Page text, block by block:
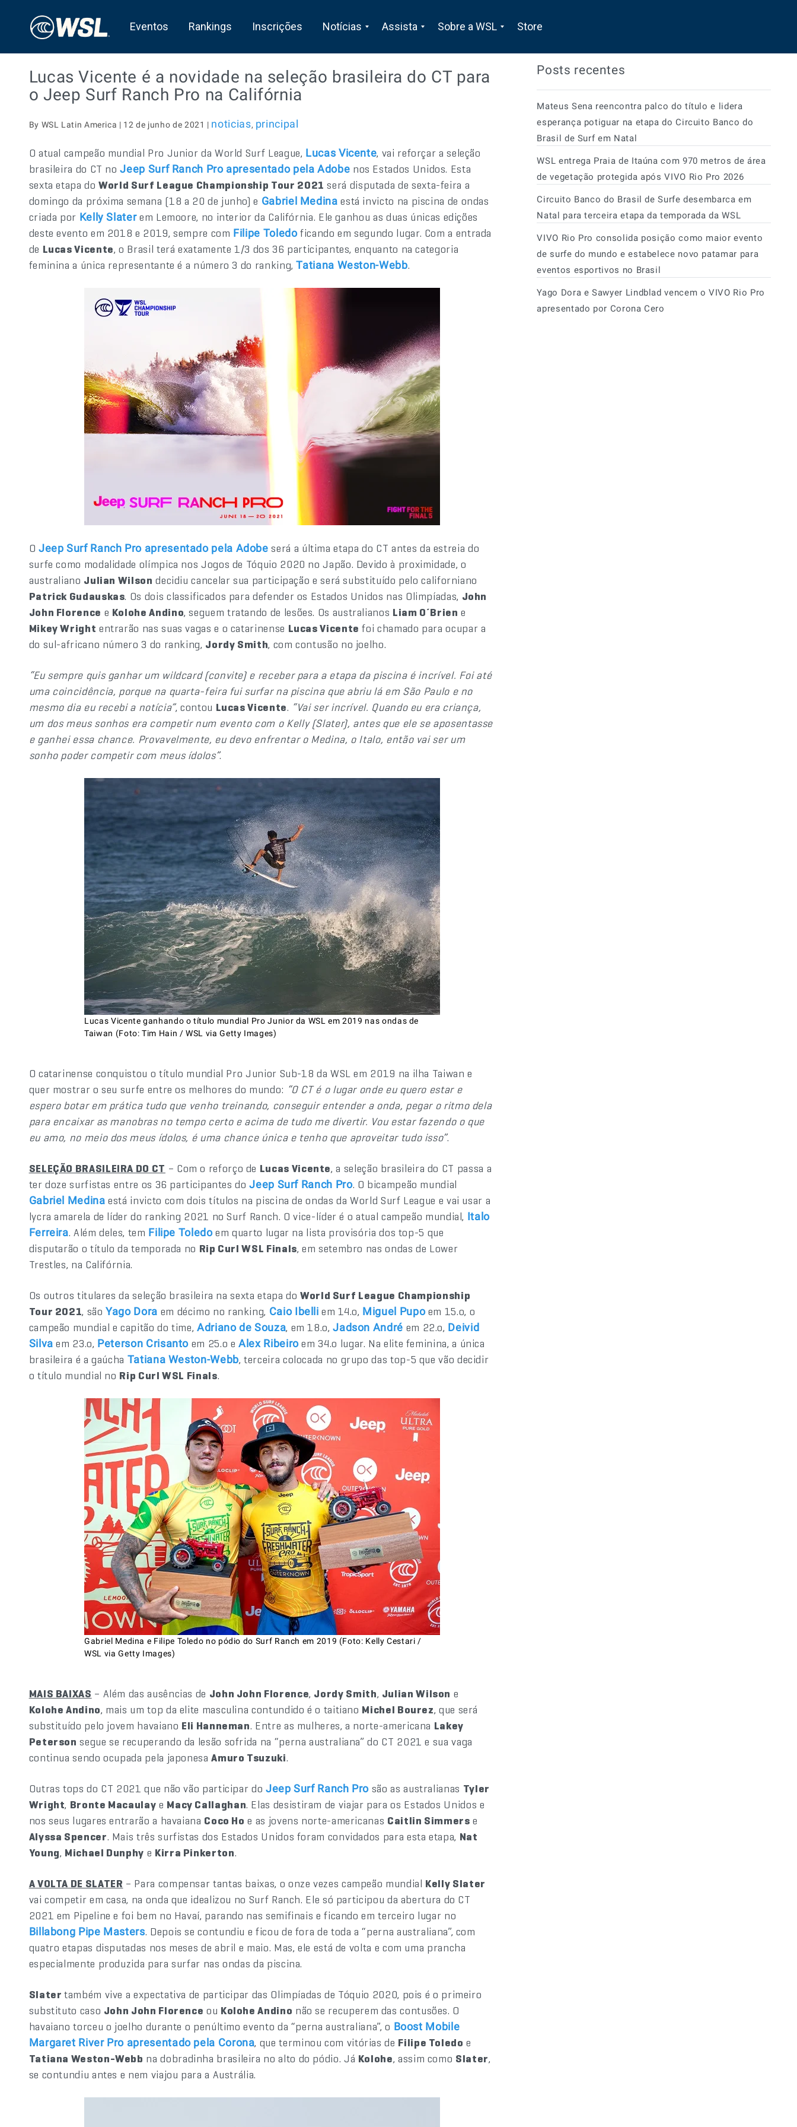
Eventos Rankings Inscrições Notícias Assista Sobre a WSL Store
Lucas Vicente é a novidade na seleção brasileira do CT para
o Jeep Surf Ranch Pro na Califórnia
By WSL Latin America | 12 de junho de 2021 | noticias, principal
O atual campeão mundial Pro Junior da World Surf League, Lucas Vicente, vai reforçar a seleção
brasileira do CT noJeep Surf Ranch Pro apresentado pela Adobe nos Estados Unidos. Esta
sexta etapa doWorld Surf League Championship Tour 2021 será disputada de sexta-feira a
domingo da próxima semana (18 a 20 de junho) e Gabriel Medina está invicto na piscina de ondas
criada por Kelly Slaterem Lemoore, no interior da Califórnia. Ele ganhou as duas únicas edições
deste evento em 2018 e 2019, sempre com Filipe Toledoficando em segundo lugar. Com a entrada
de Lucas Vicente, o Brasil terá exatamente 1/3 dos 36 participantes, enquanto na categoria
feminina a única representante é a número 3 do ranking,Tatiana Weston-Webb.
O Jeep Surf Ranch Pro apresentado pela Adobe será a última etapa do CT antes da estreia do
surfe como modalidade olímpica nos Jogos de Tóquio 2020 no Japão. Devido à proximidade, o
australiano Julian Wilson decidiu cancelar sua participação e será substituído pelo californiano
Patrick Gudauskas. Os dois classificados para defender os Estados Unidos nas Olimpíadas, John
John Florence e Kolohe Andino, seguem tratando de lesões. Os australianos Liam O´Brien e
Mikey Wright entrarão nas suas vagas e o catarinense Lucas Vicente foi chamado para ocupar a
do sul-africano número 3 do ranking, Jordy Smith, com contusão no joelho.
“Eu sempre quis ganhar um wildcard (convite) e receber para a etapa da piscina é incrível. Foi até
uma coincidência, porque na quarta-feira fui surfar na piscina que abriu lá em São Paulo e no
mesmo dia eu recebi a notícia”, contou Lucas Vicente. “Vai ser incrível. Quando eu era criança,
um dos meus sonhos era competir num evento com o Kelly (Slater), antes que ele se aposentasse
e ganhei essa chance. Provavelmente, eu devo enfrentar o Medina, o Italo, então vai ser um
sonho poder competir com meus ídolos”.
Lucas Vicente ganhando o título mundial Pro Junior da WSL em 2019 nas ondas de
Taiwan (Foto: Tim Hain / WSL via Getty Images)
O catarinense conquistou o título mundial Pro Junior Sub-18 da WSL em 2019 na ilha Taiwan e
quer mostrar o seu surfe entre os melhores do mundo: “O CT é o lugar onde eu quero estar e
espero botar em prática tudo que venho treinando, conseguir entender a onda, pegar o ritmo dela
para encaixar as manobras no tempo certo e acima de tudo me divertir. Vou estar fazendo o que
eu amo, no meio dos meus ídolos, é uma chance única e tenho que aproveitar tudo isso”.
SELEÇÃO BRASILEIRA DO CT – Com o reforço de Lucas Vicente, a seleção brasileira do CT passa a
ter doze surfistas entre os 36 participantes doJeep Surf Ranch Pro. O bicampeão mundial
Gabriel Medina está invicto com dois títulos na piscina de ondas da World Surf League e vai usar a
lycra amarela de líder do ranking 2021 no Surf Ranch. O vice-líder é o atual campeão mundial, Italo
Ferreira. Além deles, tem Filipe Toledoem quarto lugar na lista provisória dos top-5 que
disputarão o título da temporada no Rip Curl WSL Finals, em setembro nas ondas de Lower
Trestles, na Califórnia.
Os outros titulares da seleção brasileira na sexta etapa do World Surf League Championship
Tour 2021, sãoYago Dora em décimo no ranking, Caio Ibelli em 14.o, Miguel Pupoem 15.o, o
campeão mundial e capitão do time, Adriano de Souza, em 18.o,Jadson André em 22.o, Deivid
Silva em 23.o, Peterson Crisanto em 25.o eAlex Ribeiroem 34.o lugar. Na elite feminina, a única
brasileira é a gaúcha Tatiana Weston-Webb, terceira colocada no grupo das top-5 que vão decidir
o título mundial no Rip Curl WSL Finals.
Gabriel Medina e Filipe Toledo no pódio do Surf Ranch em 2019 (Foto: Kelly Cestari /
WSL via Getty Images)
MAIS BAIXAS – Além das ausências de John John Florence, Jordy Smith, Julian Wilson e
Kolohe Andino, mais um top da elite masculina contundido é o taitiano Michel Bourez, que será
substituído pelo jovem havaiano Eli Hanneman. Entre as mulheres, a norte-americana Lakey
Peterson segue se recuperando da lesão sofrida na “perna australiana” do CT 2021 e sua vaga
continua sendo ocupada pela japonesaAmuro Tsuzuki.
Outras tops do CT 2021 que não vão participar do Jeep Surf Ranch Pro são as australianas Tyler
Wright, Bronte Macaulay e Macy Callaghan. Elas desistiram de viajar para os Estados Unidos e
nos seus lugares entrarão a havaiana Coco Ho e as jovens norte-americanas Caitlin Simmers e
Alyssa Spencer. Mais três surfistas dos Estados Unidos foram convidados para esta etapa, Nat
Young, Michael Dunphy e Kirra Pinkerton.
A VOLTA DE SLATER – Para compensar tantas baixas, o onze vezes campeão mundial Kelly Slater
vai competir em casa, na onda que idealizou no Surf Ranch. Ele só participou da abertura do CT
2021 em Pipeline e foi bem no Havaí, parando nas semifinais e ficando em terceiro lugar no
Billabong Pipe Masters. Depois se contundiu e ficou de fora de toda a “perna australiana”, com
quatro etapas disputadas nos meses de abril e maio. Mas, ele está de volta e com uma prancha
especialmente produzida para surfar nas ondas da piscina.
Slatertambém vive a expectativa de participar das Olimpíadas de Tóquio 2020, pois é o primeiro
substituto caso John John Florence ou Kolohe Andino não se recuperem das contusões. O
havaiano torceu o joelho durante o penúltimo evento da “perna australiana”, o Boost Mobile
Margaret River Pro apresentado pela Corona, que terminou com vitórias de Filipe Toledo e
Tatiana Weston-Webb na dobradinha brasileira no alto do pódio. Já Kolohe, assim como Slater,
se contundiu antes e nem viajou para a Austrália.
Posts recentes
Mateus Sena reencontra palco do título e lidera
esperança potiguar na etapa do Circuito Banco do
Brasil de Surf em Natal
WSL entrega Praia de Itaúna com 970 metros de área
de vegetação protegida após VIVO Rio Pro 2026
Circuito Banco do Brasil de Surfe desembarca em
Natal para terceira etapa da temporada da WSL
VIVO Rio Pro consolida posição como maior evento
de surfe do mundo e estabelece novo patamar para
eventos esportivos no Brasil
Yago Dora e Sawyer Lindblad vencem o VIVO Rio Pro
apresentado por Corona Cero